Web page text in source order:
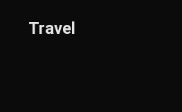
Travel